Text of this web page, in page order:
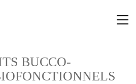
BUCCO-